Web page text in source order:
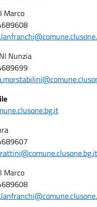
Marco
Nunzia
Marco